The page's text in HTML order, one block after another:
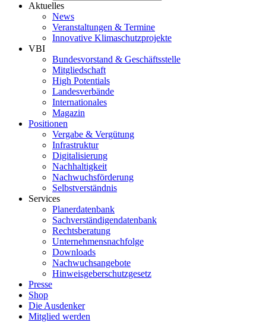
Aktuelles
News
Veranstaltungen & Termine
Innovative Klimaschutzprojekte
VBI
Bundesvorstand & Geschäftsstelle
Mitgliedschaft
High Potentials
Landesverbände
Internationales
Magazin
Positionen
Vergabe & Vergütung
Infrastruktur
Digitalisierung
Nachhaltigkeit
Nachwuchsförderung
Selbstverständnis
Services
Planerdatenbank
Sachverständigendatenbank
Rechtsberatung
Unternehmensnachfolge
Downloads
Nachwuchsangebote
Hinweisgeberschutzgesetz
Presse
Shop
Die Ausdenker
Mitglied werden